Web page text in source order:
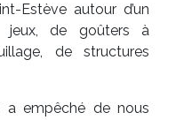
Estève autour d’un
jeux, de goûters à
de structures
a empêché de nous